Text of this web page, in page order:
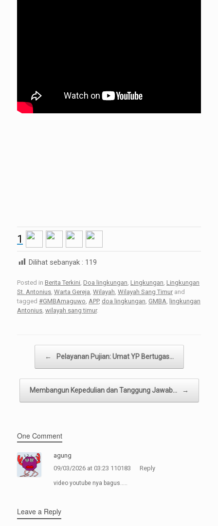
1
Dilihat sebanyak : 119
Posted in Berita Terkini Doa lingkungan Lingkungan Lingkungan
St. Antonius Warta Gereja Wilayah Wilayah Sang Timur and
tagged #GMBAmaguwo APP, doa lingkungan GMBA lingkungan
Antonius wilayah sang timur.
← Pelayanan Pujian: Umat YP Bertugas…
Membangun Kepedulian dan Tanggung Jawab… →
One Comment
agung
09/03/2026 at 03:23 110183
Reply
video youtube nya bagus…..
Leave a Reply